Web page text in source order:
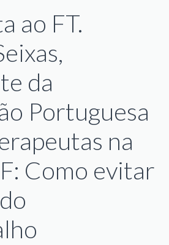
ao FT.
da
Portuguesa
na
Como evitar